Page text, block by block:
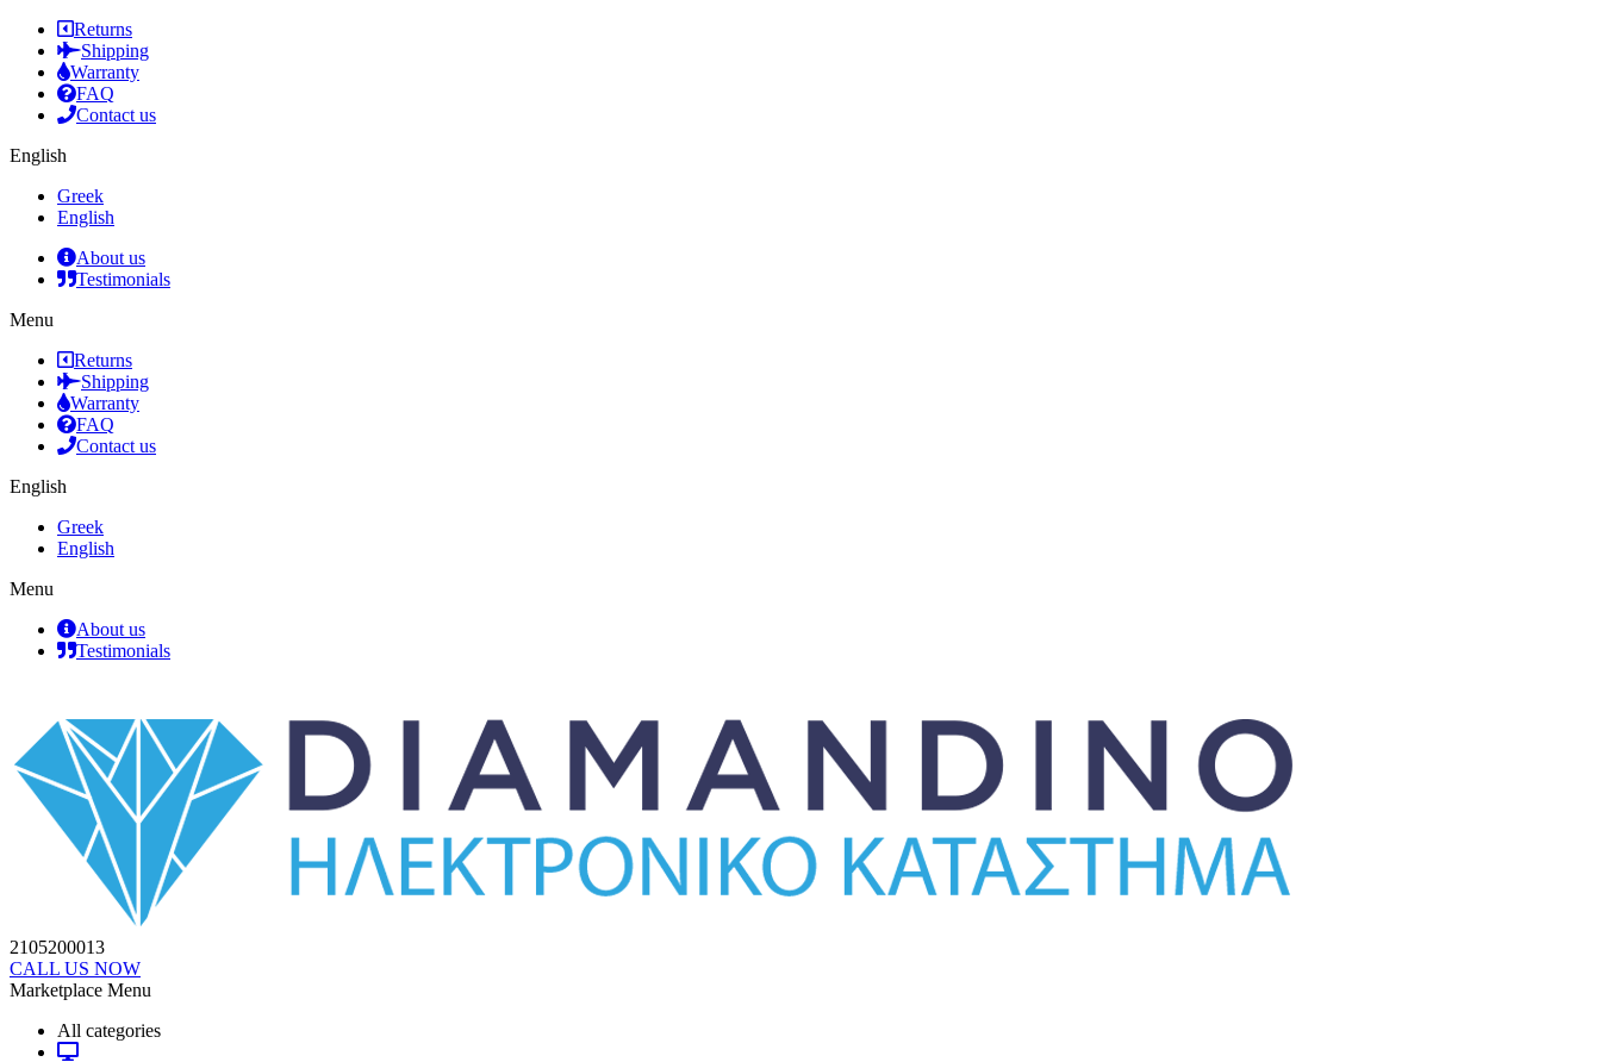
Returns
Shipping
Warranty
FAQ
Contact us
English
Greek
English
About us
Testimonials
Menu
Returns
Shipping
Warranty
FAQ
Contact us
English
Greek
English
Menu
About us
Testimonials
2105200013
CALL US NOW
Marketplace Menu
All categories